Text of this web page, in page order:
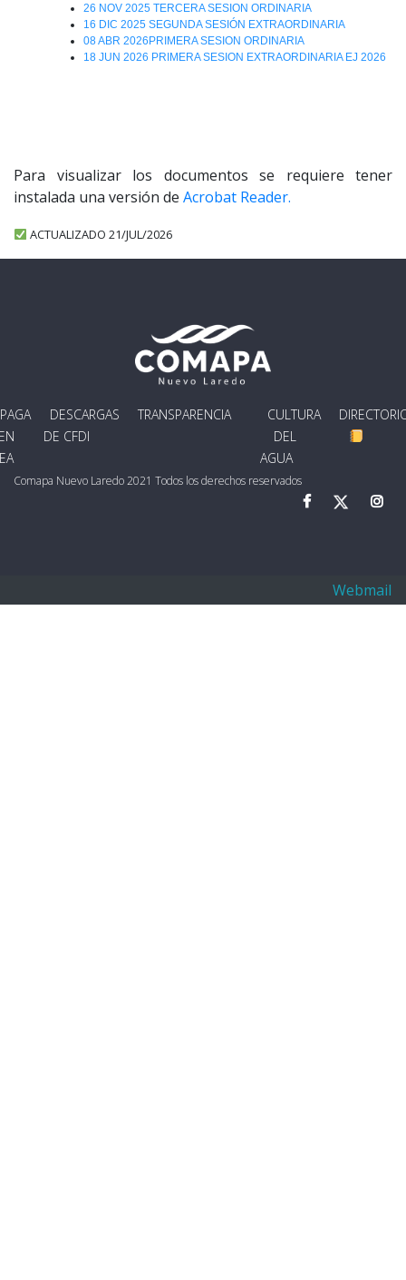
26 NOV 2025 TERCERA SESION ORDINARIA
16 DIC 2025 SEGUNDA SESIÓN EXTRAORDINARIA
08 ABR 2026PRIMERA SESION ORDINARIA
18 JUN 2026 PRIMERA SESION EXTRAORDINARIA EJ 2026
Para visualizar los documentos se requiere tener
instalada una versión de Acrobat Reader.
ACTUALIZADO 21/JUL/2026
PAGA
DESCARGAS
DE CFDI
TRANSPARENCIA
CULTURA
DEL
AGUA
Comapa Nuevo Laredo 2021 Todos los derechos reservados
Webmail